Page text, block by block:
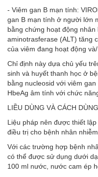
- Viêm gan B mạn tính:
gan B mạn tính ở người lớn
bằng chứng hoạt động
aminotrasferase (ALT) tăng
của viêm đang hoạt động
Chỉ định này dựa chủ yếu
sinh và huyết thanh học ở
bằng nucleosid với viêm
HbeAg âm tính với chức
LIỀU DÙNG VÀ CÁCH DÙNG
Liệu pháp nên được thiết
điều trị cho bệnh nhân
Với các trường hợp bệnh
có thể được sử dụng dưới
100 ml nước, nước cam ép